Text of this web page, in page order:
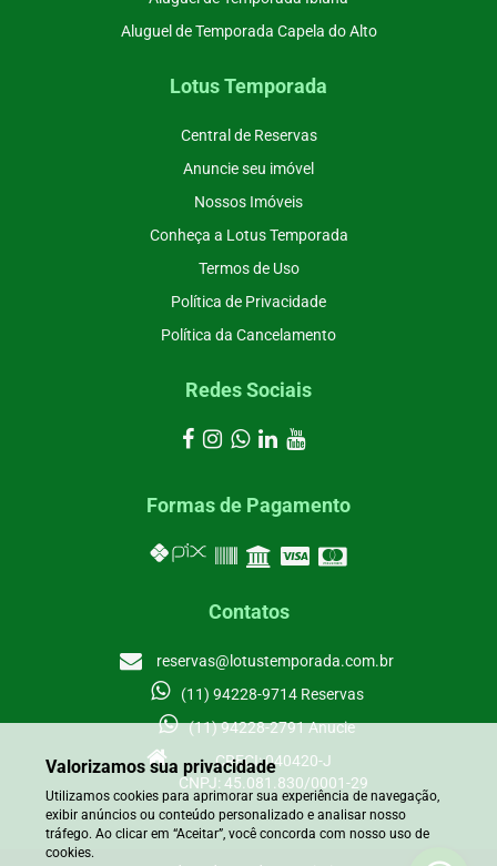
Aluguel de Temporada Capela do Alto
Lotus Temporada
Central de Reservas
Anuncie seu imóvel
Nossos Imóveis
Conheça a Lotus Temporada
Termos de Uso
Política de Privacidade
Política da Cancelamento
Redes Sociais
Formas de Pagamento
Contatos
reservas@lotustemporada.com.br
(11) 94228-9714 Reservas
(11) 94228-2791 Anucie
CRECI: 040420-J
CNPJ: 45.081.830/0001-29
Valorizamos sua privacidade
Utilizamos cookies para aprimorar sua experiência de navegação,
exibir anúncios ou conteúdo personalizado e analisar nosso
tráfego. Ao clicar em “Aceitar”, você concorda com nosso uso de
cookies.